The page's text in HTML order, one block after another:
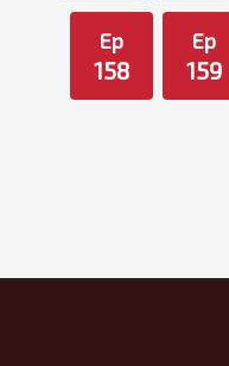
Ep
158
Ep
159